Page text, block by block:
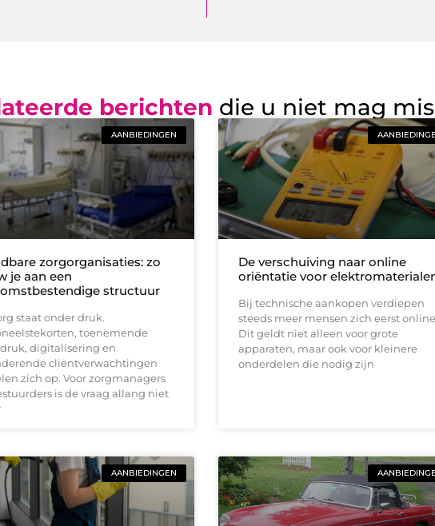
berichten die u niet mag
AANBIEDINGEN
zorgorganisaties: zo
je aan een
structuur
staat onder druk.
toenemende
digitalisering en
cliëntverwachtingen
zich op. Voor zorgmanagers
is de vraag allang niet
De verschuiving naar online
oriëntatie voor
Bij technische aankopen verdiepen
steeds meer mensen zich eerst
Dit geldt niet alleen voor grote
apparaten, maar ook voor kleinere
onderdelen die nodig zijn
AANBIEDINGEN